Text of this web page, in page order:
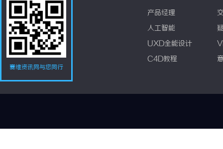
赛维资讯网与您同行
产品经理
人工智能
UXD全能设计
C4D教程